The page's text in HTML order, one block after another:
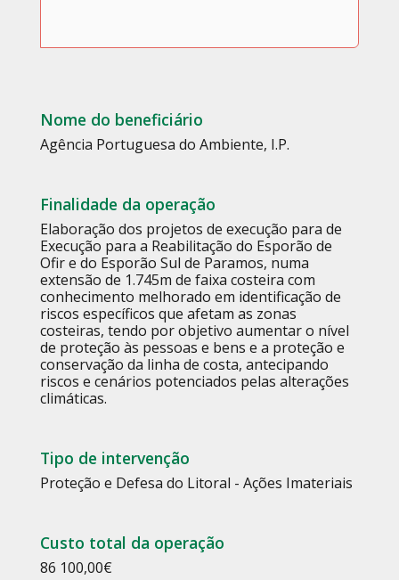
Nome do beneficiário
Agência Portuguesa do Ambiente, I.P.
Finalidade da operação
Elaboração dos projetos de execução para de
Execução para a Reabilitação do Esporão de
Ofir e do Esporão Sul de Paramos, numa
extensão de 1.745m de faixa costeira com
conhecimento melhorado em identificação de
riscos específicos que afetam as zonas
costeiras, tendo por objetivo aumentar o nível
de proteção às pessoas e bens e a proteção e
conservação da linha de costa, antecipando
riscos e cenários potenciados pelas alterações
climáticas.
Tipo de intervenção
Proteção e Defesa do Litoral - Ações Imateriais
Custo total da operação
86 100,00€